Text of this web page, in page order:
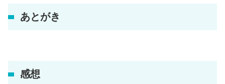
あとがき
感想